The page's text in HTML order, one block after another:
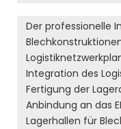
Der professionelle
Integration des
Fertigung der
Anbindung an das
Lagerhallen für